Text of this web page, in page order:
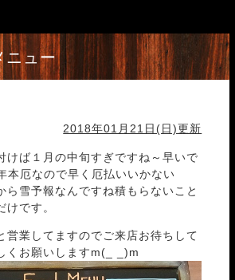
ニュー
2018年01月21日(日)更新
けば１月の中旬すぎですね～早いで
本厄なので早く厄払いいかない
雪予報なんですね積もらないこと
けです。
営業してますのでご来店お待ちして
くお願いしますm(_ _)m